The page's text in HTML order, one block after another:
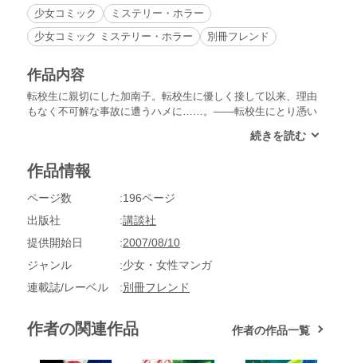
少女コミック
ミステリー・ホラー
少女コミック ミステリー・ホラー
別冊フレンド
作品内容
転校生に親切にした加南子。転校生に優しく接して以来、理由
もなく不可解な事故に遭うハメに……。――転校生にとり憑い
起こる数々の心霊事件、ほんの遊び心で行った“コックリさ
作品情報
ページ数
196ページ
出版社
講談社
提供開始日
2007/08/10
ジャンル
少女・女性マンガ
連載誌/レーベル
別冊フレンド
作者の関連作品 作者の作品一覧